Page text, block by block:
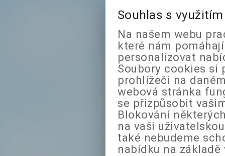
Souhlas s
Na našem webu
které nám
personalizovat
Soubory cookies si
prohlížeči na
webová stránka
se přizpůsobit
Blokování
na vaši
také nebudeme
nabídku na